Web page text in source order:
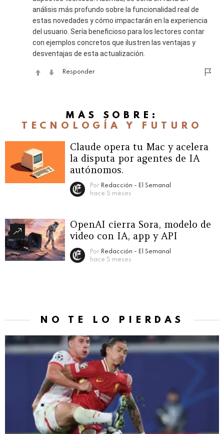
análisis más profundo sobre la funcionalidad real de
estas novedades y cómo impactarán en la experiencia
del usuario. Sería beneficioso para los lectores contar
con ejemplos concretos que ilustren las ventajas y
desventajas de esta actualización.
Responder
MÁS SOBRE:
TECNOLOGÍA Y FUTURO
Claude opera tu Mac y acelera
la disputa por agentes de IA
autónomos.
Por Redacción - El Semanal
hace 5 meses
OpenAI cierra Sora, modelo de
video con IA, app y API
Por Redacción - El Semanal
hace 5 meses
NO TE LO PIERDAS